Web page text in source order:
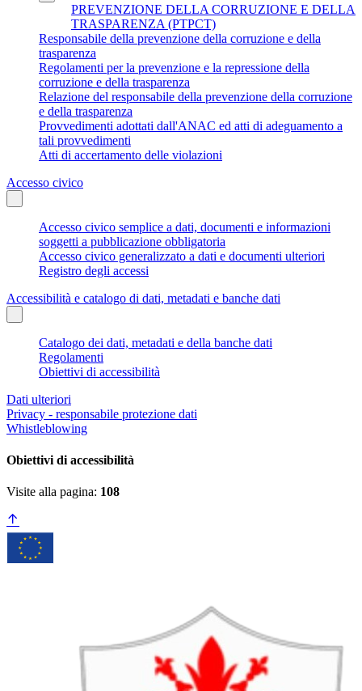
PREVENZIONE DELLA CORRUZIONE E DELLA
TRASPARENZA (PTPCT)
Responsabile della prevenzione della corruzione e della
trasparenza
Regolamenti per la prevenzione e la repressione della
corruzione e della trasparenza
Relazione del responsabile della prevenzione della corruzione
e della trasparenza
Provvedimenti adottati dall'ANAC ed atti di adeguamento a
tali provvedimenti
Atti di accertamento delle violazioni
Accesso civico
Accesso civico semplice a dati, documenti e informazioni
soggetti a pubblicazione obbligatoria
Accesso civico generalizzato a dati e documenti ulteriori
Registro degli accessi
Accessibilità e catalogo di dati, metadati e banche dati
Catalogo dei dati, metadati e della banche dati
Regolamenti
Obiettivi di accessibilità
Dati ulteriori
Privacy - responsabile protezione dati
Whistleblowing
Obiettivi di accessibilità
Visite alla pagina: 108